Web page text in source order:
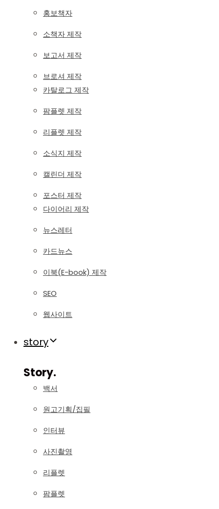
홍보책자
소책자 제작
보고서 제작
브로셔 제작
카탈로그 제작
팜플렛 제작
리플렛 제작
소식지 제작
캘린더 제작
포스터 제작
다이어리 제작
뉴스레터
카드뉴스
이북(E-book) 제작
SEO
웹사이트
story
Story.
백서
원고기획/집필
인터뷰
사진촬영
리플렛
팜플렛